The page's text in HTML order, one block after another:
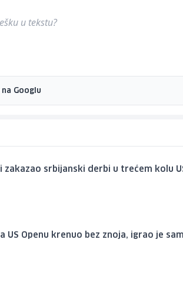
u tekstu?
Googlu
zakazao srbijanski derbi u trećem kolu
US Openu krenuo bez znoja, igrao je